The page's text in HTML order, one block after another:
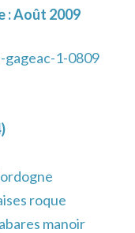
: Août 2009
gageac-1-0809
roque
manoir